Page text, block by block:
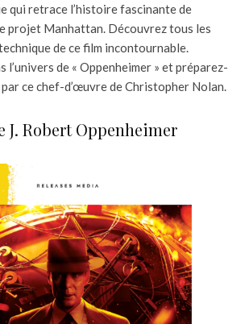
qui retrace l’histoire fascinante de
projet Manhattan. Découvrez tous les
de ce film incontournable.
l’univers de « Oppenheimer » et préparez-
ce chef-d’œuvre de Christopher Nolan.
J. Robert Oppenheimer